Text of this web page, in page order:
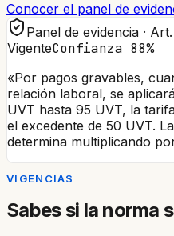
Conocer el panel de
Panel de evidencia ·
VigenteConfianza 88%
«Por pagos gravables,
relación laboral, se
UVT hasta 95 UVT, la
el excedente de 50 UVT.
determina multiplicando
VIGENCIAS
Sabes si la norma